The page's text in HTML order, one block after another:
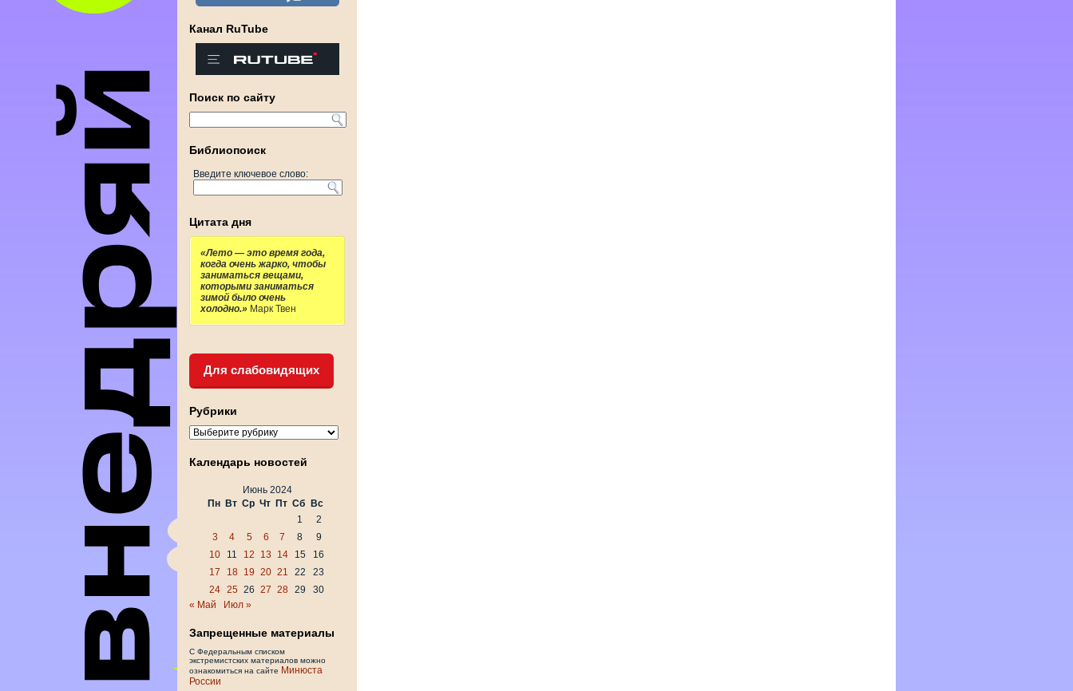
Канал RuTube
Поиск по сайту
Библиопоиск
Введите ключевое слово:
Цитата дня
«Лето — это время года,
когда очень жарко, чтобы
заниматься вещами,
которыми заниматься
зимой было очень
холодно.» Марк Твен
Для слабовидящих
Рубрики
Рубрики
Календарь новостей
Июнь 2024
Пн Вт Ср Чт Пт Сб
Вс
1
2
3
4 5 6 7 8
9
10
11 12 13 14 15
16
17
18 19 20 21 22
23
24 25 26 27 28 29
30
« Май
Июл »
Запрещенные материалы
С Федеральным списком
экстремистских материалов можно
ознакомиться на сайте Минюста
России